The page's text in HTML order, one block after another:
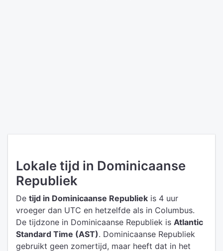
Lokale tijd in Dominicaanse
Republiek
De tijd in Dominicaanse Republiek is 4 uur
vroeger dan UTC en hetzelfde als in Columbus.
De tijdzone in Dominicaanse Republiek is Atlantic
Standard Time (AST). Dominicaanse Republiek
gebruikt geen zomertijd, maar heeft dat in het